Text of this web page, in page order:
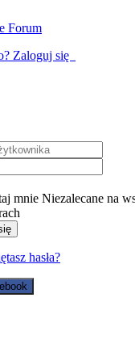
Forum
Zaloguj się
mnie Niezalecane na
hasła?